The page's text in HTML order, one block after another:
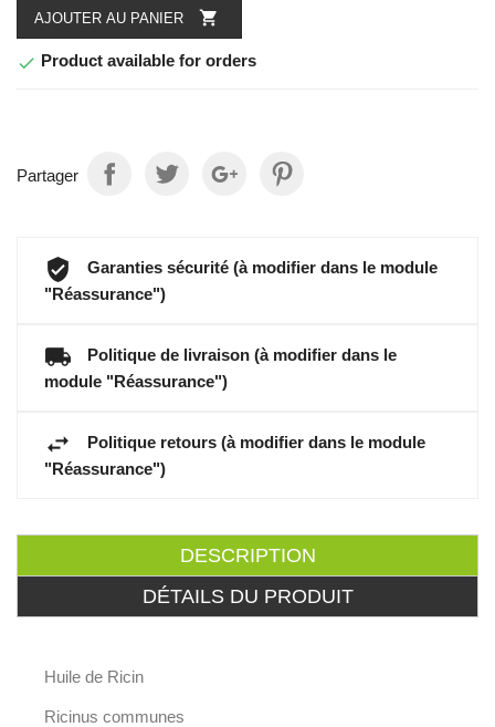
AJOUTER AU PANIER 
 Product available for orders
Partager
Garanties sécurité (à modifier dans le module
"Réassurance")
Politique de livraison (à modifier dans le
module "Réassurance")
Politique retours (à modifier dans le module
"Réassurance")
DESCRIPTION
DÉTAILS DU PRODUIT
Huile de Ricin
Ricinus communes